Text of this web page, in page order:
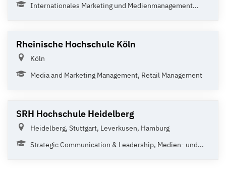
Internationales Marketing und Medienmanagement...
Rheinische Hochschule Köln
Köln
Media and Marketing Management, Retail Management
SRH Hochschule Heidelberg
Heidelberg, Stuttgart, Leverkusen, Hamburg
Strategic Communication & Leadership, Medien- und...